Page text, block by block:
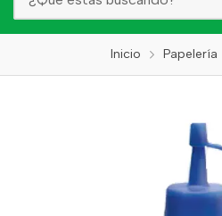
Inicio Papelería